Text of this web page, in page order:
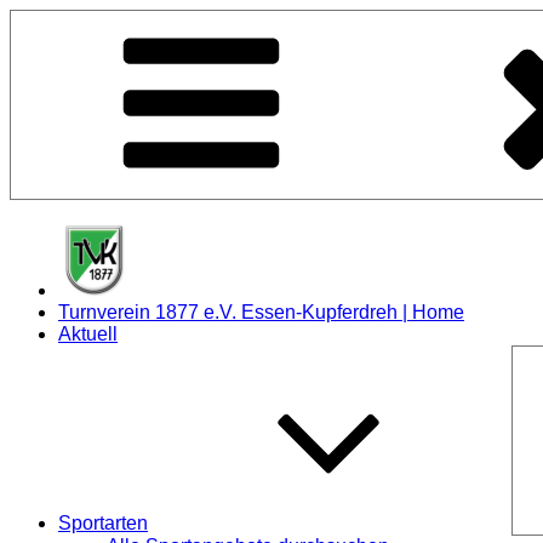
Turnverein 1877 e.V. Essen-Kupferdreh | Home
Aktuell
Sportarten